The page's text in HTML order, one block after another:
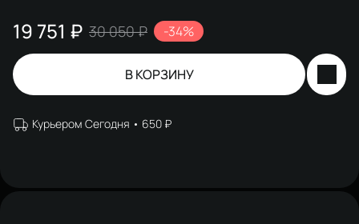
19 751 ₽ 30 050 ₽ -34%
В КОРЗИНУ
Курьером Сегодня 650 ₽